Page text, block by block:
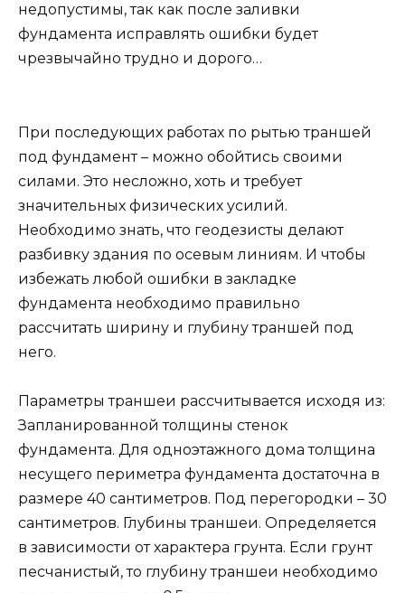
недопустимы, так как после заливки
фундамента исправлять ошибки будет
чрезвычайно трудно и дорого…
При последующих работах по рытью траншей
под фундамент – можно обойтись своими
силами. Это несложно, хоть и требует
значительных физических усилий.
Необходимо знать, что геодезисты делают
разбивку здания по осевым линиям. И чтобы
избежать любой ошибки в закладке
фундамента необходимо правильно
рассчитать ширину и глубину траншей под
него.
Параметры траншеи рассчитывается исходя из:
Запланированной толщины стенок
фундамента. Для одноэтажного дома толщина
несущего периметра фундамента достаточна в
размере 40 сантиметров. Под перегородки – 30
сантиметров. Глубины траншеи. Определяется
в зависимости от характера грунта. Если грунт
песчанистый, то глубину траншеи необходимо